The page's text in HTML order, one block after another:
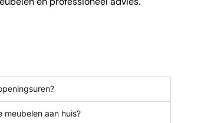
meubelen aan huis?